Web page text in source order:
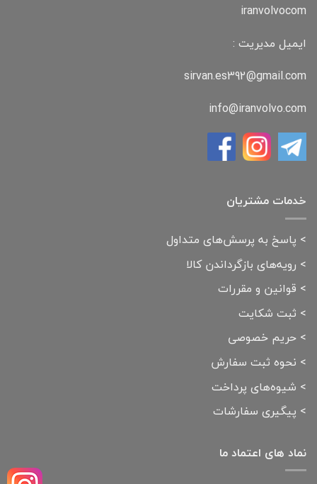
iranvolvocom
ایمیل مدیریت :
sirvan.es392@gmail.com
info@iranvolvo.com
خدمات مشتریان
> پاسخ به پرسش‌های متداول
> رویه‌های بازگرداندن کالا
> قوانین و مقررات
> ثبت شکایت
> حریم خصوصی
> نحوه ثبت سفارش
> شیوه‌های پرداخت
> پیگیری سفارشات
نماد های اعتماد ما